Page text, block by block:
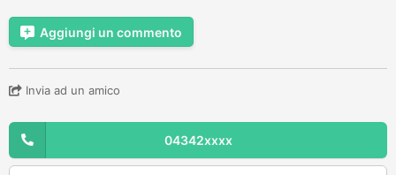
Aggiungi un commento
Invia ad un amico
04342xxxx